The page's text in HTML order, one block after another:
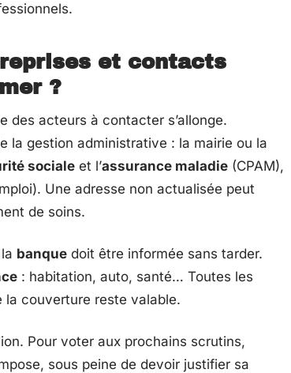
et contacts
?
des acteurs à contacter s’allonge.
la gestion administrative : la mairie ou la
sociale et l’assurance maladie (CPAM),
Une adresse non actualisée peut
de soins.
banque doit être informée sans tarder.
: habitation, auto, santé… Toutes les
la couverture reste valable.
Pour voter aux prochains scrutins,
sous peine de devoir justifier sa